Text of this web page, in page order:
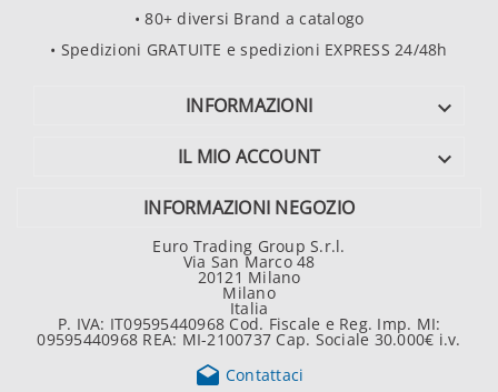
• 80+ diversi Brand a catalogo
• Spedizioni GRATUITE e spedizioni EXPRESS 24/48h
INFORMAZIONI 
IL MIO ACCOUNT 
INFORMAZIONI NEGOZIO
Euro Trading Group S.r.l.
Via San Marco 48
20121 Milano
Milano
Italia
P. IVA: IT09595440968 Cod. Fiscale e Reg. Imp. MI:
09595440968 REA: MI-2100737 Cap. Sociale 30.000€ i.v.
 Contattaci